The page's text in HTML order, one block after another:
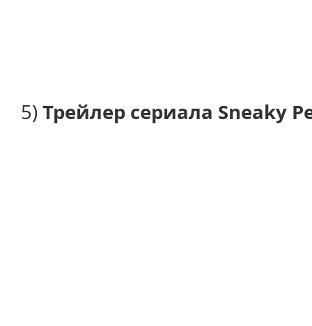
5)Трейлер сериала Sneaky